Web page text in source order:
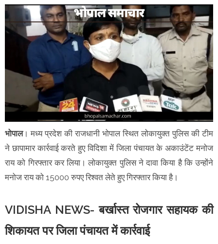
भोपाल। मध्य प्रदेश की राजधानी भोपाल स्थित लोकायुक्त पुलिस की टीम
ने छापामार कार्रवाई करते हुए विदिशा में जिला पंचायत के अकाउंटेंट मनोज
राय को गिरफ्तार कर लिया। लोकायुक्त पुलिस ने दावा किया है कि उन्होंने
मनोज राय को 15000 रुपए रिश्वत लेते हुए गिरफ्तार किया है।
VIDISHA NEWS- बर्खास्त रोजगार सहायक की
शिकायत पर जिला पंचायत में कार्रवाई